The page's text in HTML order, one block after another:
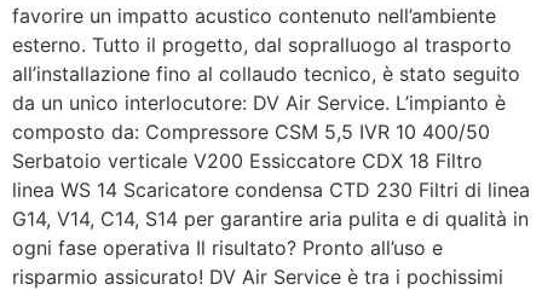
favorire un impatto acustico contenuto nell’ambiente
esterno. Tutto il progetto, dal sopralluogo al trasporto
all’installazione fino al collaudo tecnico, è stato seguito
da un unico interlocutore: DV Air Service. L’impianto è
composto da: Compressore CSM 5,5 IVR 10 400/50
Serbatoio verticale V200 Essiccatore CDX 18 Filtro
linea WS 14 Scaricatore condensa CTD 230 Filtri di linea
G14, V14, C14, S14 per garantire aria pulita e di qualità in
ogni fase operativa Il risultato? Pronto all’uso e
risparmio assicurato! DV Air Service è tra i pochissimi